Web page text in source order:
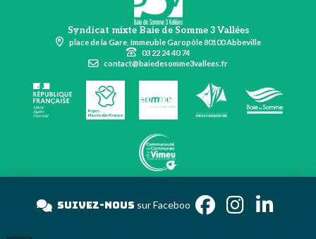
Syndicat mixte Baie de Somme 3 Vallées
place de la Gare, Immeuble Garopôle 80100 Abbeville
03 22 24 40 74
contact@baiedesomme3vallees.fr
Suivez-noussur Faceb